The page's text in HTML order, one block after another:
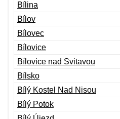
Bílina
Bílov
Bílovec
Bílovice
Bílovice nad Svitavou
Bílsko
Bílý Kostel Nad Nisou
Bílý Potok